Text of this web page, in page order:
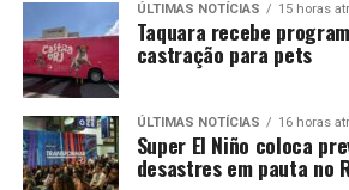
ÚLTIMAS NOTÍCIAS 15 horas
Taquara recebe
castração para pets
ÚLTIMAS NOTÍCIAS 16 horas
Super El Niño coloca
desastres em pauta no